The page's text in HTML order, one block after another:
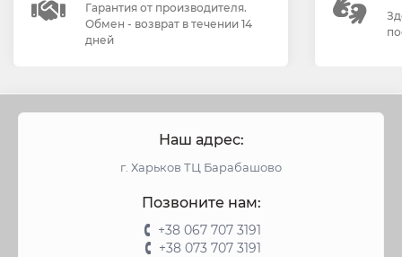
Гарантия от производителя.
Обмен - возврат в течении 14
дней
Наш адрес:
г. Харьков ТЦ Барабашово
Позвоните нам:
+38 067 707 3191
+38 073 707 3191